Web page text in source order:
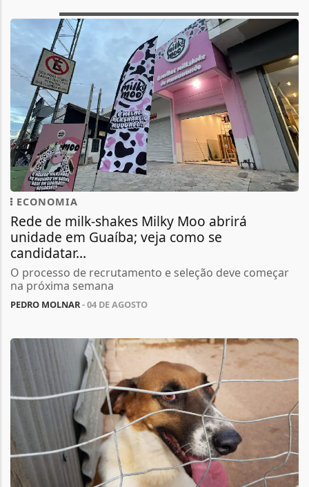
ECONOMIA
Rede de milk-shakes Milky Moo abrirá
unidade em Guaíba; veja como se
candidatar...
O processo de recrutamento e seleção deve começar
na próxima semana
PEDRO MOLNAR- 04 DE AGOSTO